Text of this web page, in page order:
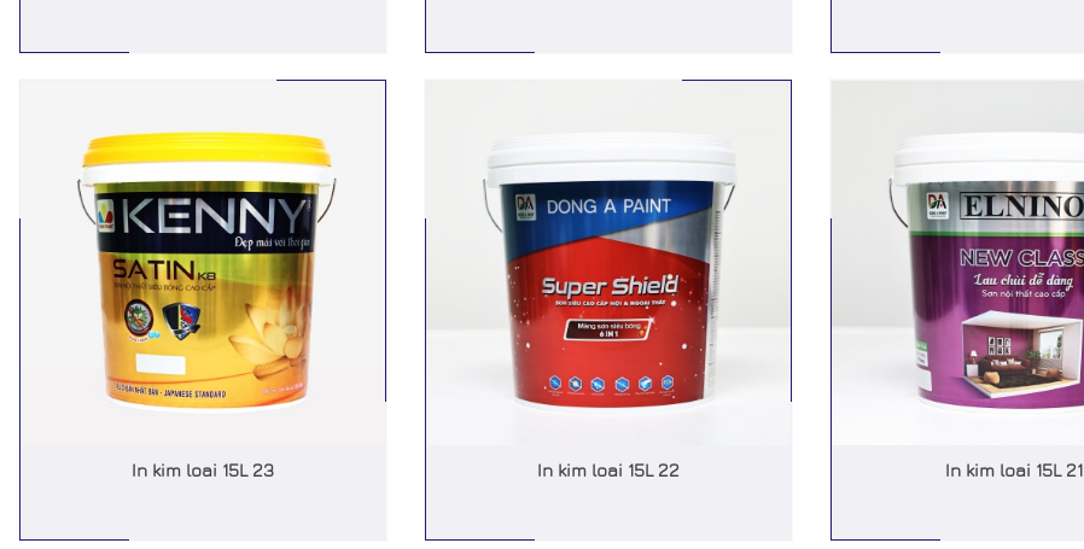
In kim loai 15L 23 In kim loai 15L 22 In kim loai 15L 21